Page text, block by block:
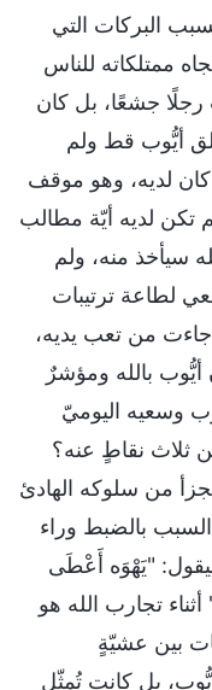
البركات التي
ممتلكاته للناس
رجلًا جشعًا، بل كان
أيُّوب قط ولم
لديه، وهو موقف
تكن لديه أيّة مطالب
سيأخذ منه، ولم
لطاعة ترتيبات
جاءت من تعب يديه،
أيُّوب بالله ومؤشرٌ
وسعيه اليوميّ
ثلاث نقاطٍ عنه؟
من سلوكه الهادئ
بالضبط وراء
"يَهْوَه أَعْطَى
تجارب الله هو
بين عشيّةٍ
بل كانت تُمثّل